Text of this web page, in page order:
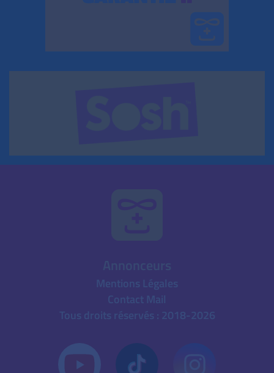
Mentions Légales
Contact Mail
Tous droits réservés : 2018-2026